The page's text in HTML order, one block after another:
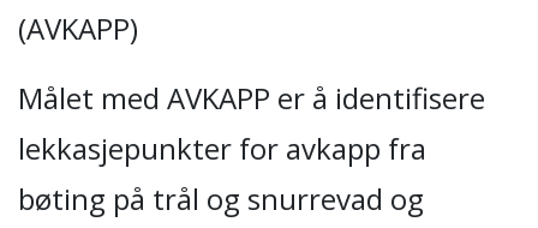
(AVKAPP)
Målet med AVKAPP er å identifisere
lekkasjepunkter for avkapp fra
bøting på trål og snurrevad og